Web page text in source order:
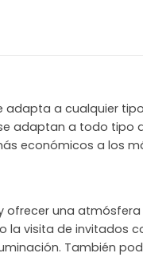
a cualquier
adaptan a todo tipo
económicos a los
una
la visita de invitados
También